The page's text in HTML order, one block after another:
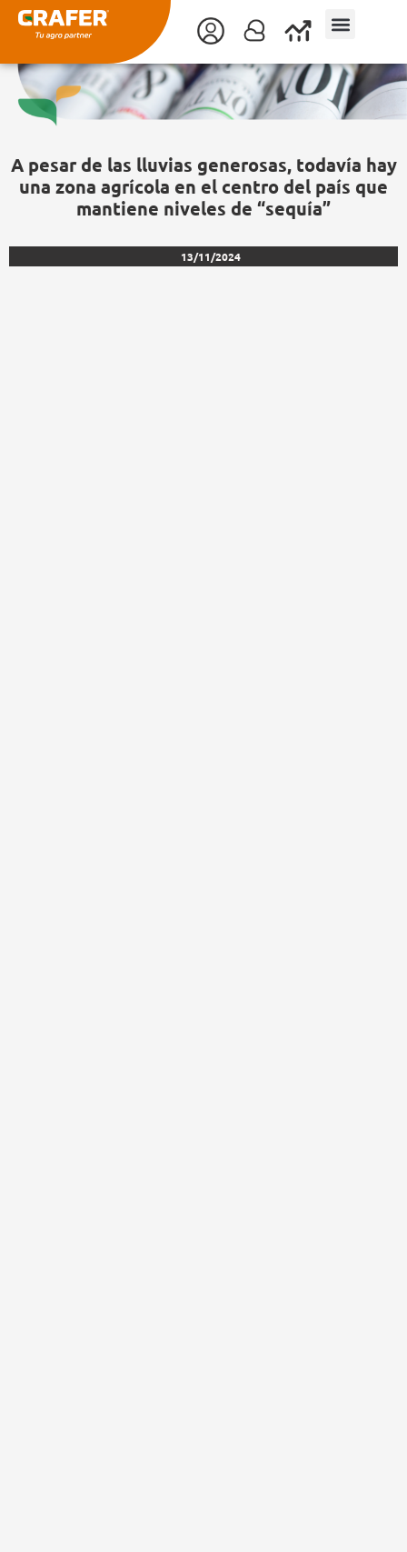
contenido
A pesar de las lluvias generosas, todavía hay
una zona agrícola en el centro del país que
mantiene niveles de “sequía”
13/11/2024